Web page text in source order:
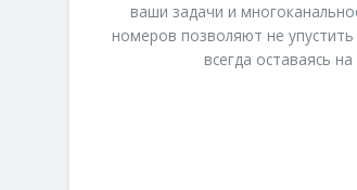
ваши задачи и
номеров позволяют не
всегда оставаясь на